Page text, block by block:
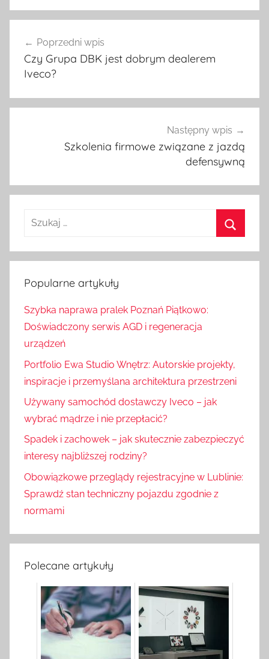
Nawigacja
wpisu
Poprzedni wpis
Czy Grupa DBK jest dobrym dealerem
Iveco?
Następny wpis
Szkolenia firmowe związane z jazdą
defensywną
u
a
z
Popularne artykuły
Szybka naprawa pralek Poznań Piątkowo:
Doświadczony serwis AGD i regeneracja
urządzeń
Portfolio Ewa Studio Wnętrz: Autorskie projekty,
inspiracje i przemyślana architektura przestrzeni
Używany samochód dostawczy Iveco – jak
wybrać mądrze i nie przepłacić?
Spadek i zachowek – jak skutecznie zabezpieczyć
interesy najbliższej rodziny?
Obowiązkowe przeglądy rejestracyjne w Lublinie:
Sprawdź stan techniczny pojazdu zgodnie z
normami
Polecane artykuły